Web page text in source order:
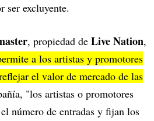
ser excluyente.
, propiedad de Live Nation,
a los artistas y promotores
el valor de mercado de las
"los artistas o promotores
número de entradas y fijan los